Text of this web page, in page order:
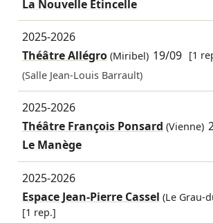
La Nouvelle Étincelle
2025-2026
Théâtre Allégro(Miribel) 19/09 [1
(Salle Jean-Louis Barrault)
2025-2026
Théâtre François Ponsard (Vienne)
Le Manège
2025-2026
Espace Jean-Pierre Cassel (Le Grau-
[1 rep.]